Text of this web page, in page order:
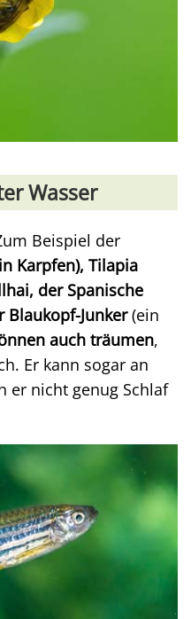
Wasser
Beispiel der
Karpfen), Tilapia
der Spanische
Blaukopf-Junker(ein
auch träumen,
Er kann sogar an
er nicht genug Schlaf